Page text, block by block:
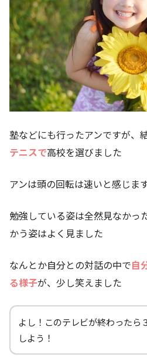
塾などにも行ったアンですが、
テニスで高校を選びました
アンは頭の回転は速いと感じま
勉強している姿は全然見なかっ
かう姿はよく見ました
なんとか自分との対話の中で自
る様子が、少し笑えました
よし！このテレビが終わったら
しよう！